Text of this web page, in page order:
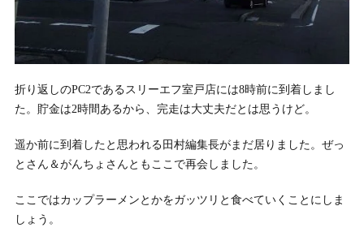
折り返しのPC2であるスリーエフ室戸店には8時前に到着しまし
た。貯金は2時間あるから、完走は大丈夫だとは思うけど。
遥か前に到着したと思われる田村編集長がまだ居りました。ぜっ
とさん＆がんちょさんともここで再会しました。
ここではカップラーメンとかをガッツリと食べていくことにしま
しょう。